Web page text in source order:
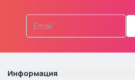
Информация